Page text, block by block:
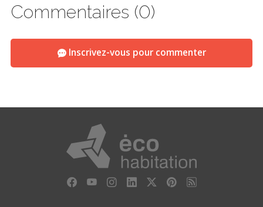
Commentaires (0)
Inscrivez-vous pour commenter